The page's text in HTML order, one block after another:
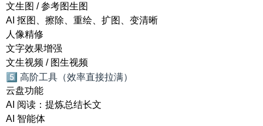
文生图 / 参考图生图
AI 抠图、擦除、重绘、扩图、变清晰
人像精修
文字效果增强
文生视频 / 图生视频
5️⃣ 高阶工具（效率直接拉满）
云盘功能
AI 阅读：提炼总结长文
AI 智能体